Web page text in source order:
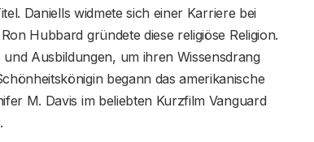
Daniells widmete sich einer Karriere bei
Hubbard gründete diese religiöse Religion.
Ausbildungen, um ihren Wissensdrang
begann das amerikanische
M. Davis im beliebten Kurzfilm Vanguard